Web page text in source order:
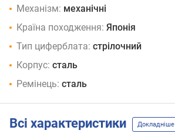
Механізм: механічні
Країна походження: Японія
Тип циферблата: стрілочний
Корпус: сталь
Ремінець: сталь
Всі характеристики Докладніше